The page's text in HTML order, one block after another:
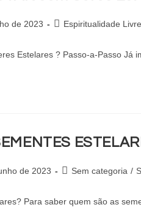
de 2023 Espiritualidade Livre
Estelares ? Passo-a-Passo
de 2023 Sem categoria /
Para saber quem são as